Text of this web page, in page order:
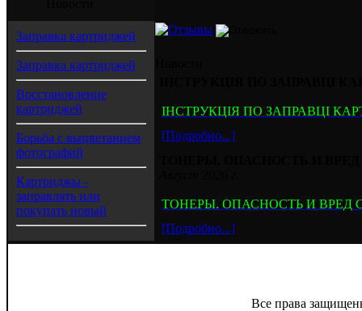
Заправка картриджей
Заправка картриджей
Восстановление
картриджей
Борьба с выцветанием
фотографий
Картриджы -
заправлять или
покупать новый
ІНСТРУКЦІЯ ПО ЗАПРАВЦІ
[Подробно...]
ТОНЕРЫ. ОПАСНОСТЬ И ВРЕД
[Подробно...]
Все права